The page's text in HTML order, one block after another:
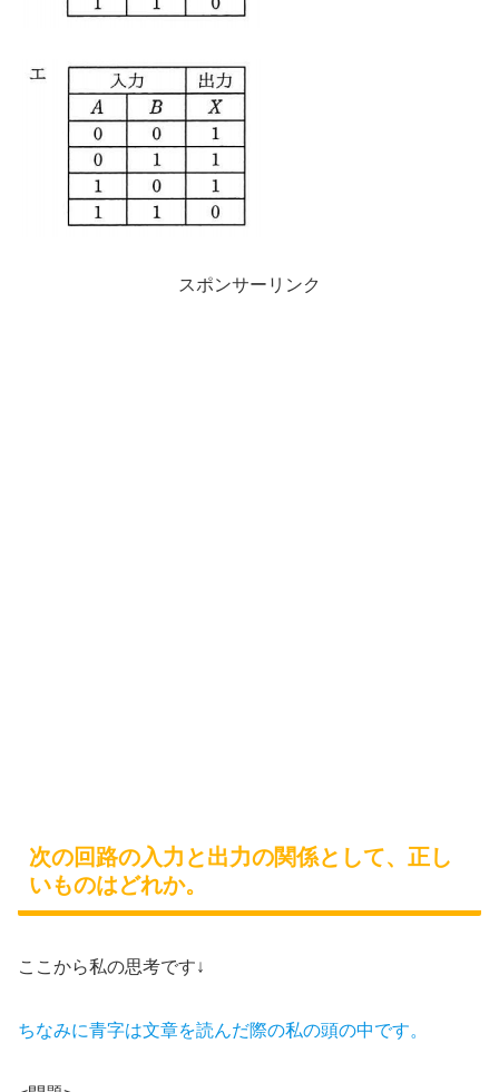
スポンサーリンク
次の回路の入力と出力の関係として、正し
いものはどれか。
ここから私の思考です↓
ちなみに青字は文章を読んだ際の私の頭の中です。